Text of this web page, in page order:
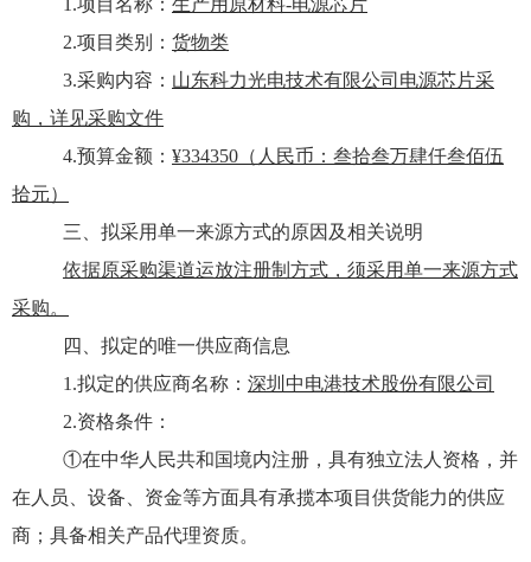
1.项目名称： 生产用原材料-电源芯片
2.项目类别： 货物类
3.采购内容： 山东科力光电技术有限公司电源芯片采
购 ，详见采购文件
4.预算金额： ¥334350 （ 人民币：叁拾叁万肆仟叁佰伍
拾元）
三、拟采用单一来源方式的原因及相关说明
依据原采购渠道运放注册制方式， 须采用单一来源方式
采购。
四、拟定的唯一供应商信息
1.拟定的供应商名称： 深圳中电港技术股份有限公司
2.资格条件：
①在中华人民共和国境内注册，具有独立法人资格，并
在人员、设备、资金等方面具有承揽本项目供货能力的供应
商； 具备相关产品代理资质。